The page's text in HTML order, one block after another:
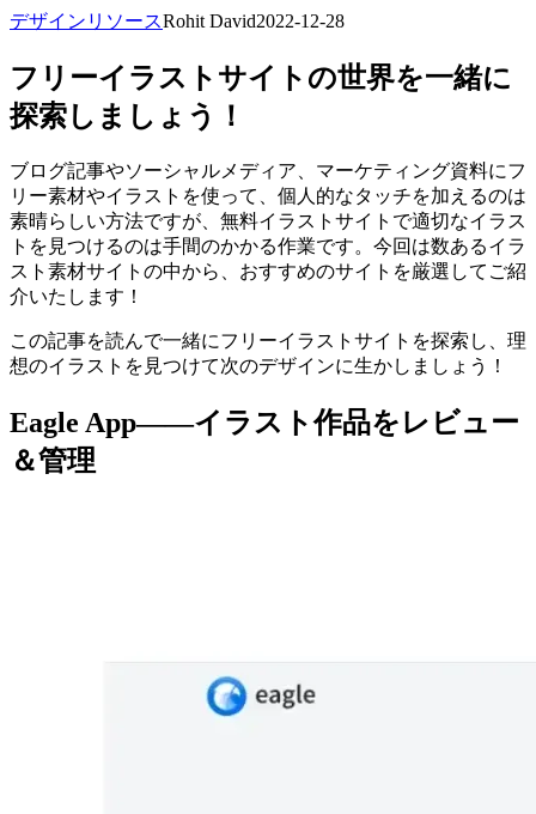
デザインリソースRohit David2022-12-28
フリーイラストサイトの世界を一緒に
探索しましょう！
ブログ記事やソーシャルメディア、マーケティング資料にフ
リー素材やイラストを使って、個人的なタッチを加えるのは
素晴らしい方法ですが、無料イラストサイトで適切なイラス
トを見つけるのは手間のかかる作業です。今回は数あるイラ
スト素材サイトの中から、おすすめのサイトを厳選してご紹
介いたします！
この記事を読んで一緒にフリーイラストサイトを探索し、理
想のイラストを見つけて次のデザインに生かしましょう！
Eagle App——イラスト作品をレビュー
＆管理